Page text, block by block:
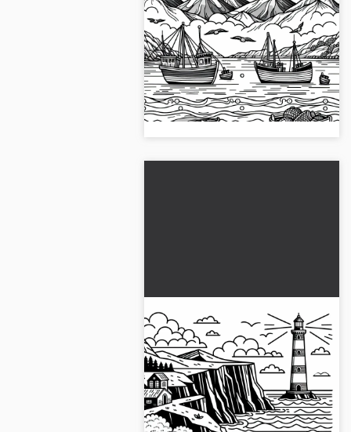
Kıyıda balıkçı tekneleri -
Ücretsiz boyama sayfası
Kıyıda balıkçı tekneleri ile yaratıcı
boyama sayfasını keşfedin. Şimdi
ücretsiz indirin ve çevrimiçi
boyayın!...
Ücretsiz Fener Kıyısı
Boyama Sayfası
Kıyıdaki bir fenerin boyama
şablonu seni bekliyor. Ücretsiz
olarak indir ve yaratıcılığını serbest
bırak!...